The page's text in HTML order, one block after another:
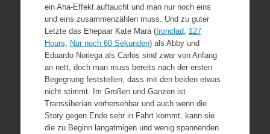
ein Aha-Effekt auftaucht und man nur noch eins
und eins zusammenzählen muss. Und zu guter
Letzte das Ehepaar Kate Mara (Ironclad, 127
Hours
Nur noch 60 Sekunden) als Abby und
Eduardo Noriega als Carlos sind zwar von Anfang
an nett, doch man muss bereits nach der ersten
Begegnung feststellen, dass mit den beiden etwas
nicht stimmt. Im Großen und Ganzen ist
Transsiberian vorhersehbar und auch wenn die
Story gegen Ende sehr in Fahrt kommt, kann sie
die zu Beginn langatmigen und wenig spannenden